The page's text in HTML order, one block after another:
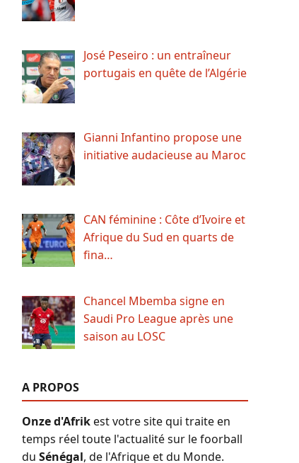
José Peseiro : un entraîneur
portugais en quête de l’Algérie
Gianni Infantino propose une
initiative audacieuse au Maroc
CAN féminine : Côte d’Ivoire et
Afrique du Sud en quarts de
fina…
Chancel Mbemba signe en
Saudi Pro League après une
saison au LOSC
A PROPOS
Onze d'Afrikest votre site qui traite en
temps réel toute l'actualité sur le foorball
du Sénégal, de l'Afrique et du Monde.